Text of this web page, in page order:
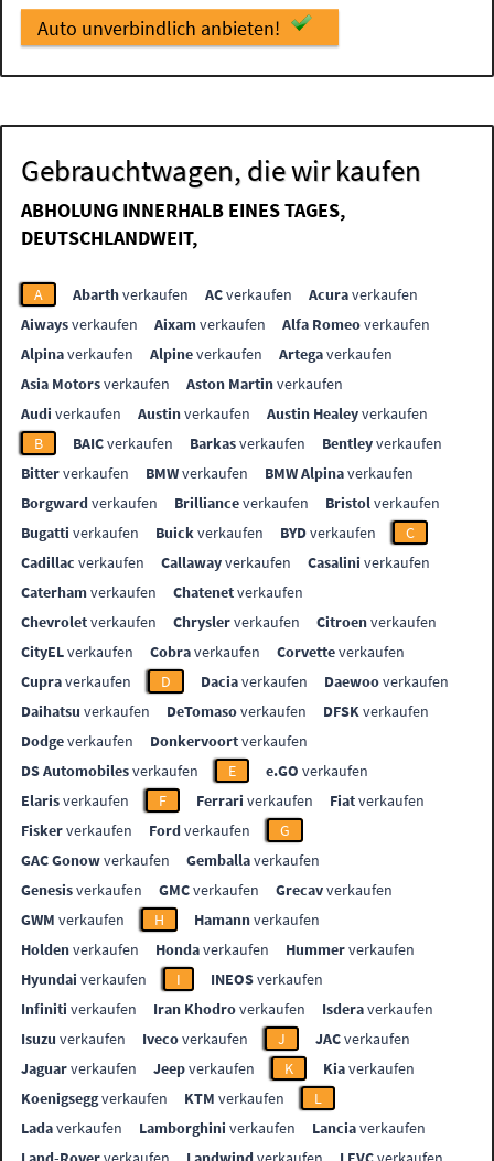
Auto unverbindlich anbieten!
Gebrauchtwagen, die wir kaufen
ABHOLUNG INNERHALB EINES TAGES,
DEUTSCHLANDWEIT,
A Abarthverkaufen ACverkaufen Acuraverkaufen
Aiwaysverkaufen Aixamverkaufen Alfa Romeoverkaufen
Alpinaverkaufen Alpineverkaufen Artegaverkaufen
Asia Motorsverkaufen Aston Martinverkaufen
Audi verkaufen Austinverkaufen Austin Healeyverkaufen
B
BAICverkaufen Barkasverkaufen Bentleyverkaufen
Bitterverkaufen BMWverkaufen BMW Alpinaverkaufen
Borgwardverkaufen Brillianceverkaufen Bristolverkaufen
Bugatti verkaufen Buickverkaufen BYDverkaufen
C
Cadillac verkaufen Callawayverkaufen Casalini verkaufen
Caterhamverkaufen Chatenetverkaufen
Chevroletverkaufen Chryslerverkaufen Citroenverkaufen
CityELverkaufen Cobraverkaufen Corvetteverkaufen
Cupraverkaufen D Daciaverkaufen Daewooverkaufen
Daihatsu verkaufen DeTomasoverkaufen DFSKverkaufen
Dodgeverkaufen Donkervoortverkaufen
DS Automobilesverkaufen E e.GO verkaufen
Elarisverkaufen F Ferrari verkaufen Fiatverkaufen
Fiskerverkaufen Fordverkaufen
G
GAC Gonowverkaufen Gemballaverkaufen
Genesisverkaufen GMCverkaufen Grecavverkaufen
GWM verkaufen H Hamannverkaufen
Holdenverkaufen Hondaverkaufen Hummerverkaufen
Hyundai verkaufen I INEOSverkaufen
Infiniti verkaufen Iran Khodroverkaufen Isderaverkaufen
Isuzu verkaufen Ivecoverkaufen J JACverkaufen
Jaguarverkaufen Jeepverkaufen K Kiaverkaufen
Koenigseggverkaufen KTM verkaufen
L
Ladaverkaufen Lamborghini verkaufen Lanciaverkaufen